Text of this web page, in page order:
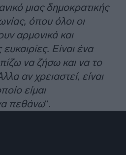
μιας δημοκρατικής
όπου όλοι οι
αρμονικά και
Είναι ένα
να ζήσω και να το
αν χρειαστεί, είναι
είμαι
πεθάνω“.